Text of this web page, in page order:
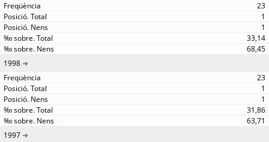
23
1
1
33,14
68,45
1998
23
1
1
31,86
63,71
1997